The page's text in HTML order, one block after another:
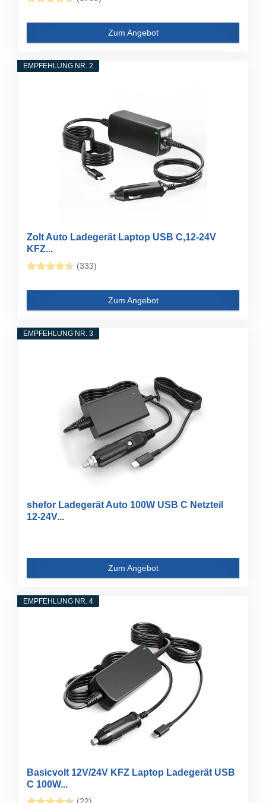
Zum Angebot
EMPFEHLUNG NR. 2
Zolt Auto Ladegerät Laptop USB C,12-24V
KFZ...
(333)
Zum Angebot
EMPFEHLUNG NR. 3
shefor Ladegerät Auto 100W USB C Netzteil
12-24V...
Zum Angebot
EMPFEHLUNG NR. 4
Basicvolt 12V/24V KFZ Laptop Ladegerät USB
C 100W...